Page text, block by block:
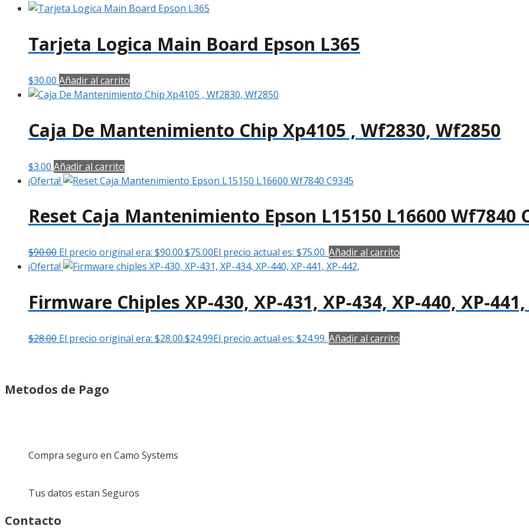
Tarjeta Logica Main Board Epson L365
$30.00 Añadir al carrito
Caja De Mantenimiento Chip Xp4105 , Wf2830, Wf2850
$3.00 Añadir al carrito
¡Oferta!
Reset Caja Mantenimiento Epson L15150 L16600 Wf7840
$90.00 El precio original era: $90.00.$75.00El precio actual es: $75.00. Añadir al carrito
¡Oferta!
Firmware Chiples XP-430, XP-431, XP-434, XP-440, XP-441,
$28.00 El precio original era: $28.00.$24.99El precio actual es: $24.99. Añadir al carrito
Metodos de Pago
Compra seguro en Camo Systems
Tus datos estan Seguros
Contacto